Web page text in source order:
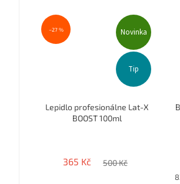
Novinka
Tip
–27 %
Lepidlo profesionálne Lat-X
BOOST 100ml
365 Kč 500 Kč